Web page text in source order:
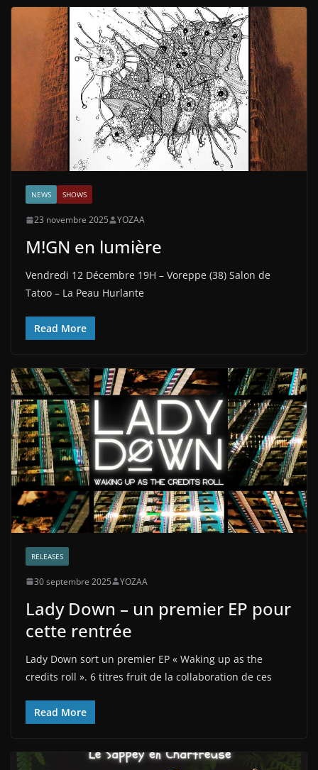
NEWS SHOWS
23 novembre 2025 YOZAA
M!GN en lumière
Vendredi 12 Décembre 19H – Voreppe (38) Salon de
Tatoo – La Peau Hurlante
Read More
RELEASES
30 septembre 2025 YOZAA
Lady Down – un premier EP pour
cette rentrée
Lady Down sort un premier EP « Waking up as the
credits roll ». 6 titres fruit de la collaboration de ces
Read More